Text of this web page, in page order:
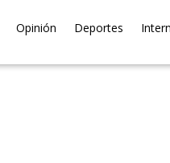
Opinión Deportes